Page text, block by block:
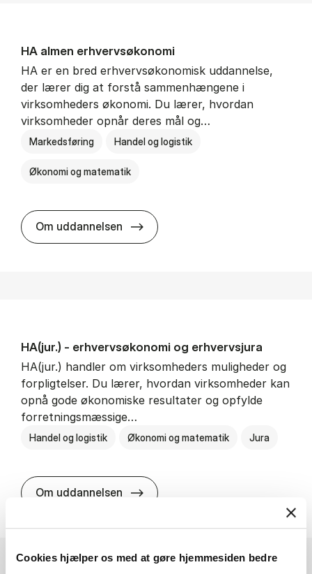
Cookies hjælper os med at gøre hjemmesiden bedre
HA al­men erhvervs­økonomi
HA er en bred erhvervsøkonomisk uddannelse,
der lærer dig at forstå sammenhængene i
virksomheders økonomi. Du lærer, hvordan
virksomheder opnår deres mål og…
Markedsføring Handel og logistik
Økonomi og matematik
Om uddannelsen HA al­men erhvervs­økonomi
HA(jur.) - erhvervs­økonomi og erhvervs­jura
HA(jur.) handler om virksomheders muligheder og
forpligtelser. Du lærer, hvordan virksomheder kan
opnå gode økonomiske resultater og opfylde
forretningsmæssige…
Handel og logistik Økonomi og matematik Jura
Om uddannelsen HA(jur.) - erhvervs­økonomi og